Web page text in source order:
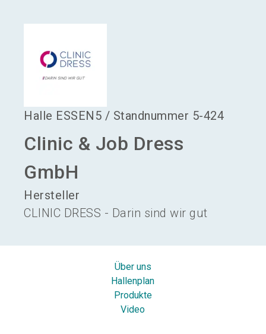
Halle ESSEN5 / Standnummer 5-424
Clinic & Job Dress
GmbH
Hersteller
CLINIC DRESS - Darin sind wir gut
Über uns
Hallenplan
Produkte
Video